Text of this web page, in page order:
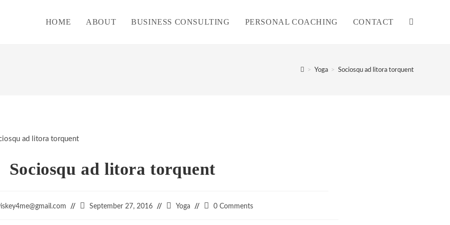
HOME ABOUT BUSINESS CONSULTING PERSONAL COACHING CONTACT
> Yoga > Sociosqu ad litora torquent
Sociosqu ad litora torquent
PostSeptember 27, 2016
PostYoga
Post0 Comments